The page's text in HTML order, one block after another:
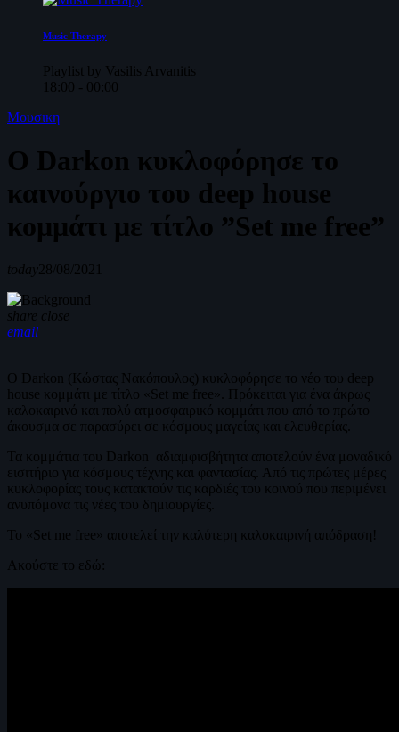
Music Therapy
Playlist by Vasilis Arvanitis
18:00 - 00:00
Μουσικη
Ο Darkon κυκλοφόρησε το
καινούργιο του deep house
κομμάτι με τίτλο ”Set me free”
today28/08/2021
share close
email
Ο Darkon (Κώστας Νακόπουλος) κυκλοφόρησε το νέο του deep
house κομμάτι με τίτλο «Set me free». Πρόκειται για ένα άκρως
καλοκαιρινό και πολύ ατμοσφαιρικό κομμάτι που από το πρώτο
άκουσμα σε παρασύρει σε κόσμους μαγείας και ελευθερίας.
Τα κομμάτια του Darkon αδιαμφισβήτητα αποτελούν ένα μοναδικό
εισιτήριο για κόσμους τέχνης και φαντασίας. Από τις πρώτες μέρες
κυκλοφορίας τους κατακτούν τις καρδιές του κοινού που περιμένει
ανυπόμονα τις νέες του δημιουργίες.
Το «Set me free» αποτελεί την καλύτερη καλοκαιρινή απόδραση!
Ακούστε το εδώ: